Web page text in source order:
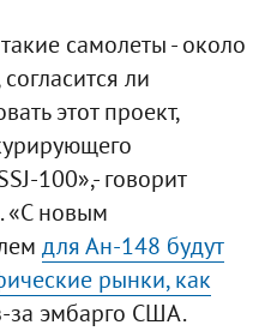
самолеты - около
ли
этот проект,
100»,- говорит
«С новым
для Ан-148 будут
рынки, как
за эмбарго США.